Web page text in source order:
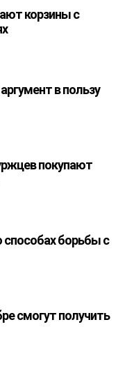
корзины с
в пользу
покупают
борьбы с
смогут получить